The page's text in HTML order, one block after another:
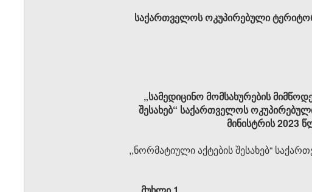
საქართველოს ოკუპირებული
„სამედიცინო მომსახურების
შესახებ“ საქართველოს
მინისტრის 2023
,,ნორმატიული აქტების შესახებ“